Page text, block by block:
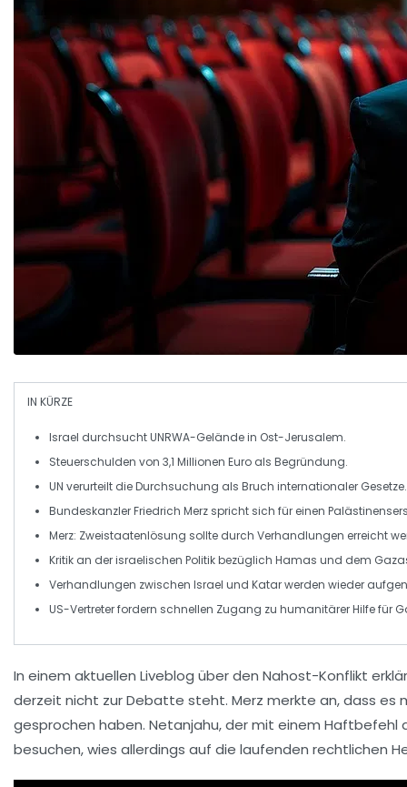
IN KÜRZE
Israel durchsuchtUNRWA-Gelände in Ost-Jerusalem.
Steuerschulden von 3,1 Millionen Euro als Begründung.
UN verurteilt die Durchsuchung als Bruch internationaler Gesetze.
Bundeskanzler Friedrich Merz spricht sich für einen
Merz: Zweistaatenlösung sollte durch Verhandlungen erreicht
Kritik an der israelischen Politik bezüglich Hamas und dem
Verhandlungen zwischen Israel und Katarwerden wieder
US-Vertreter fordern schnellen Zugang zu humanitärer Hilfe für
In einem aktuellen Liveblog über den Nahost-Konflikt
derzeit nicht zur Debatte steht. Merz merkte an, dass es
gesprochen haben. Netanjahu, der mit einem Haftbefehl
besuchen, wies allerdings auf die laufenden rechtlichen